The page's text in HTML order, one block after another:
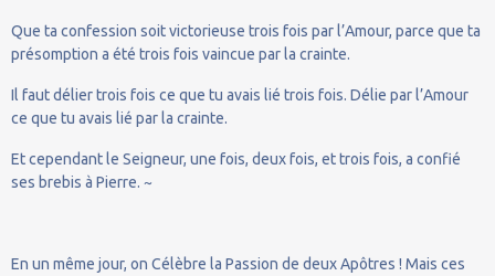
Que ta confession soit victorieuse trois fois par l’Amour, parce que ta
présomption a été trois fois vaincue par la crainte.
Il faut délier trois fois ce que tu avais lié trois fois. Délie par l’Amour
ce que tu avais lié par la crainte.
Et cependant le Seigneur, une fois, deux fois, et trois fois, a confié
ses brebis à Pierre. ~
En un même jour, on Célèbre la Passion de deux Apôtres ! Mais ces